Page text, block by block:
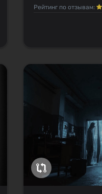
Рейтинг по отзывам: